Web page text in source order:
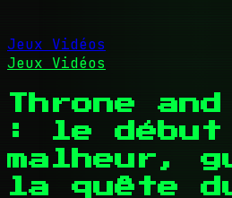
Jeux Vidéos
Jeux Vidéos
Throne
: le début
malheur,
la quête